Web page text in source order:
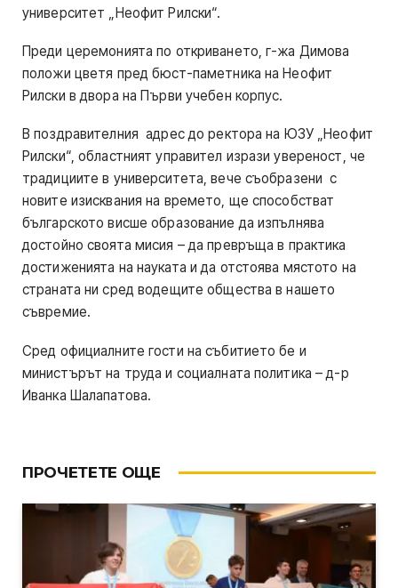
университет „Неофит Рилски“.
Преди церемонията по откриването, г-жа Димова
положи цветя пред бюст-паметника на Неофит
Рилски в двора на Първи учебен корпус.
В поздравителния адрес до ректора на ЮЗУ „Неофит
Рилски“, областният управител изрази увереност, че
традициите в университета, вече съобразени с
новите изисквания на времето, ще способстват
българското висше образование да изпълнява
достойно своята мисия – да превръща в практика
достиженията на науката и да отстоява мястото на
страната ни сред водещите общества в нашето
съвремие.
Сред официалните гости на събитието бе и
министърът на труда и социалната политика – д-р
Иванка Шалапатова.
ПРОЧЕТЕТЕ ОЩЕ